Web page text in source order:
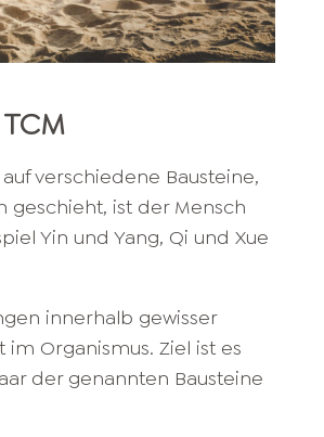
verschiedene Bausteine,
ist der Mensch
Yin und Yang, Qi und Xue
innerhalb gewisser
Organismus. Ziel ist es
der genannten Bausteine